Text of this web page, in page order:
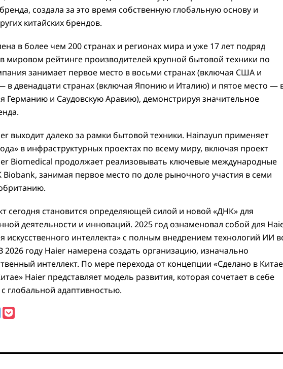
создала за это время собственную глобальную основу и
китайских брендов.
в более чем 200 странах и регионах мира и уже 17 лет подряд
мировом рейтинге производителей крупной бытовой техники по
занимает первое место в восьми странах (включая США и
в двенадцати странах (включая Японию и Италию) и пятое место —
Германию и Саудовскую Аравию), демонстрируя значительное
выходит далеко за рамки бытовой техники. Hainayun применяет
в инфраструктурных проектах по всему миру, включая проект
Biomedical продолжает реализовывать ключевые международные
Biobank, занимая первое место по доле рыночного участия в семи
сегодня становится определяющей силой и новой «ДНК» для
деятельности и инноваций. 2025 год ознаменовал собой для
искусственного интеллекта» с полным внедрением технологий ИИ
2026 году Haier намерена создать организацию, изначально
интеллект. По мере перехода от концепции «Сделано в
Haier представляет модель развития, которая сочетает в себе
глобальной адаптивностью.